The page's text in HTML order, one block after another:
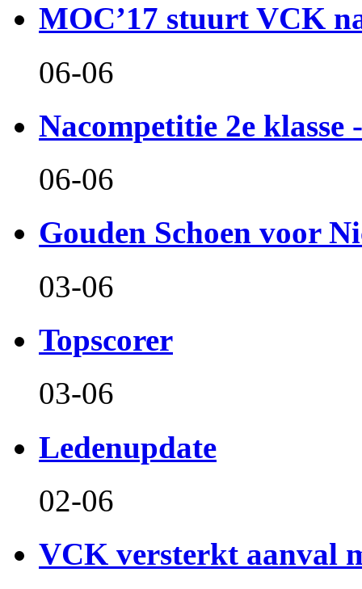
MOC’17 stuurt VCK
06-06
Nacompetitie 2e klasse
06-06
Gouden Schoen voor
03-06
Topscorer
03-06
Ledenupdate
02-06
VCK versterkt aanval